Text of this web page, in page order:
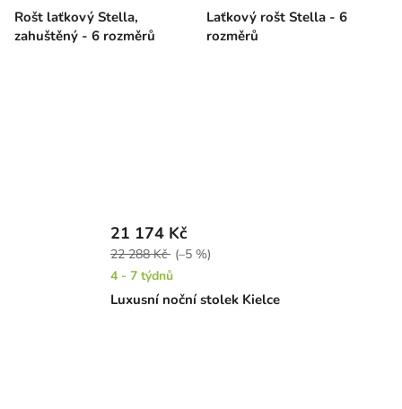
Rošt laťkový Stella,
zahuštěný - 6 rozměrů
Laťkový rošt Stella - 6
rozměrů
Luxusní noční stolek Kielce
21 174 Kč
22 288 Kč (–5 %)
4 - 7 týdnů